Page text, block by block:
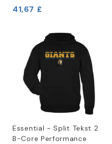
41,67 £
Essential - Split Tekst 2
B-Core Performance